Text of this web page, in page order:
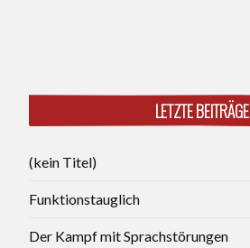
LETZTE BEITRÄGE
(kein Titel)
Funktionstauglich
Der Kampf mit Sprachstörungen